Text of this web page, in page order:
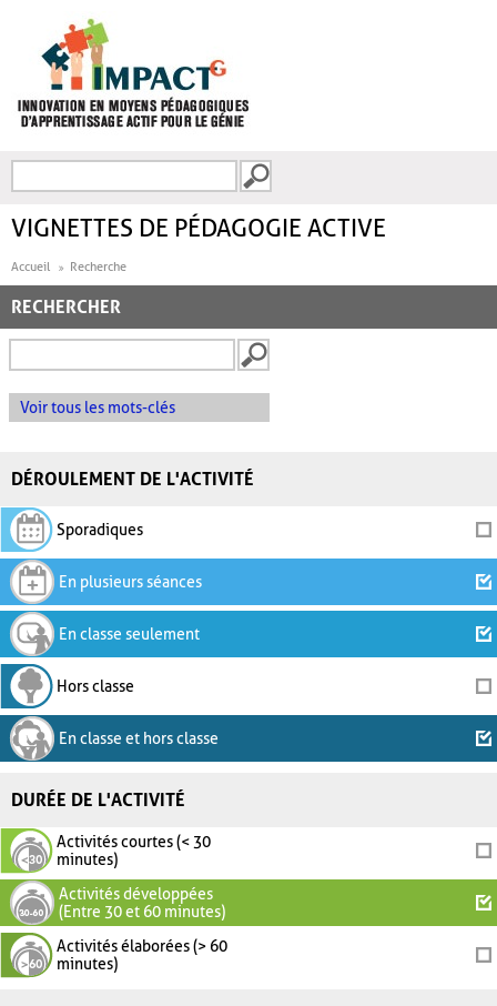
FORMULAIRE DE
VIGNETTES DE PÉDAGOGIE ACTIVE
Accueil Recherche
RECHERCHER
Voir tous les mots-clés
DÉROULEMENT DE L'ACTIVITÉ
Sporadiques
En plusieurs séances
En classe seulement
Hors classe
En classe et hors classe
DURÉE DE L'ACTIVITÉ
Activités courtes (< 30
minutes)
Activités développées
(Entre 30 et 60 minutes)
Activités élaborées (> 60
minutes)